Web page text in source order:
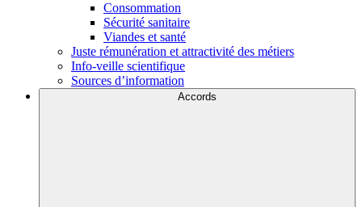
Consommation
Sécurité sanitaire
Viandes et santé
Juste rémunération et attractivité des métiers
Info-veille scientifique
Sources d’information
Accords